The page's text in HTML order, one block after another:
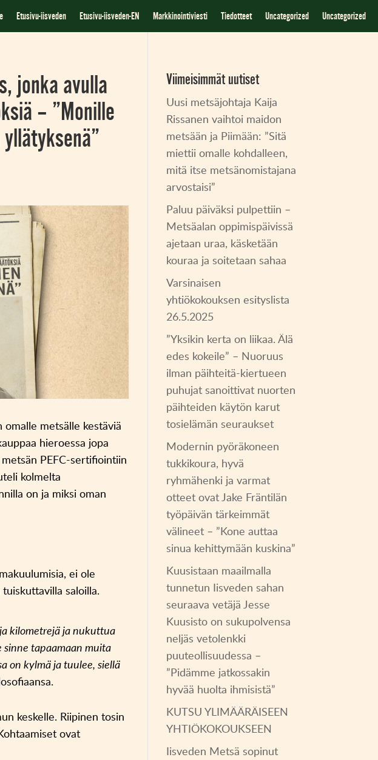
Etusivu-iisveden Etusivu-iisveden-EN Markkinointiviesti Tiedotteet Uncategorized Uncategorized
jonka avulla
– ”Monille
metsälle kestäviä
hieroessa jopa
PEFC-sertifiointiin
kolmelta
on ja miksi oman
ei ole
saloilla.
kilometrejä ja nukuttua
tapaamaan muita
on kylmä ja tuulee, siellä
keskelle. Riipinen tosin
ovat
Viimeisimmät uutiset
Uusi metsäjohtaja Kaija
Rissanen vaihtoi maidon
metsään ja Piimään: ”Sitä
miettii omalle kohdalleen,
mitä itse metsänomistajana
arvostaisi”
Paluu päiväksi pulpettiin –
Metsäalan oppimispäivissä
ajetaan uraa, käsketään
kouraa ja soitetaan sahaa
Varsinaisen
yhtiökokouksen esityslista
26.5.2025
”Yksikin kerta on liikaa. Älä
edes kokeile” – Nuoruus
ilman päihteitä-kiertueen
puhujat sanoittivat nuorten
päihteiden käytön karut
tosielämän seuraukset
Modernin pyöräkoneen
tukkikoura, hyvä
ryhmähenki ja varmat
otteet ovat Jake Fräntilän
työpäivän tärkeimmät
välineet – ”Kone auttaa
sinua kehittymään kuskina”
Kuusistaan maailmalla
tunnetun Iisveden sahan
seuraava vetäjä Jesse
Kuusisto on sukupolvensa
neljäs vetolenkki
puuteollisuudessa –
”Pidämme jatkossakin
hyvää huolta ihmisistä”
KUTSU YLIMÄÄRÄISEEN
YHTIÖKOKOUKSEEN
Iisveden Metsä sopinut